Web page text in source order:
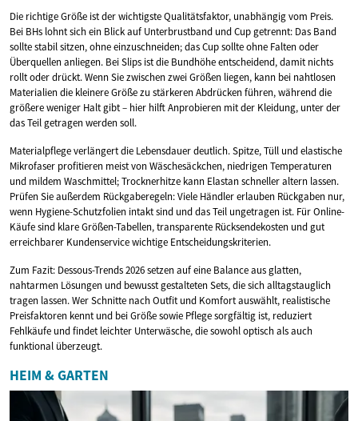
Die richtige Größe ist der wichtigste Qualitätsfaktor, unabhängig vom Preis.
Bei BHs lohnt sich ein Blick auf Unterbrustband und Cup getrennt: Das Band
sollte stabil sitzen, ohne einzuschneiden; das Cup sollte ohne Falten oder
Überquellen anliegen. Bei Slips ist die Bundhöhe entscheidend, damit nichts
rollt oder drückt. Wenn Sie zwischen zwei Größen liegen, kann bei nahtlosen
Materialien die kleinere Größe zu stärkeren Abdrücken führen, während die
größere weniger Halt gibt – hier hilft Anprobieren mit der Kleidung, unter der
das Teil getragen werden soll.
Materialpflege verlängert die Lebensdauer deutlich. Spitze, Tüll und elastische
Mikrofaser profitieren meist von Wäschesäckchen, niedrigen Temperaturen
und mildem Waschmittel; Trocknerhitze kann Elastan schneller altern lassen.
Prüfen Sie außerdem Rückgaberegeln: Viele Händler erlauben Rückgaben nur,
wenn Hygiene-Schutzfolien intakt sind und das Teil ungetragen ist. Für Online-
Käufe sind klare Größen-Tabellen, transparente Rücksendekosten und gut
erreichbarer Kundenservice wichtige Entscheidungskriterien.
Zum Fazit: Dessous-Trends 2026 setzen auf eine Balance aus glatten,
nahtarmen Lösungen und bewusst gestalteten Sets, die sich alltagstauglich
tragen lassen. Wer Schnitte nach Outfit und Komfort auswählt, realistische
Preisfaktoren kennt und bei Größe sowie Pflege sorgfältig ist, reduziert
Fehlkäufe und findet leichter Unterwäsche, die sowohl optisch als auch
funktional überzeugt.
HEIM & GARTEN